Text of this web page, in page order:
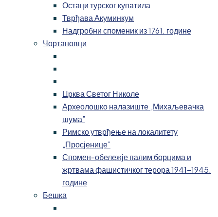
Остаци турског купатила
Тврђава Акуминкум
Надгробни споменик из 1761. године
Чортановци
Црква Светог Николе
Археолошко налазиште „Михаљевачка
шума”
Римско утврђење на локалитету
„Просјенице”
Спомен-обележје палим борцима и
жртвама фашистичког терора 1941-1945.
године
Бешка